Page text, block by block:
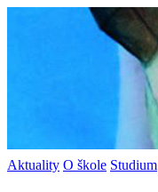
Aktuality O škole Studium